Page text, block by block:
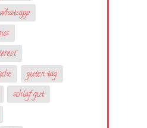
guten tag
schlaf gut